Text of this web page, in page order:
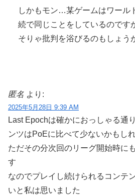
しかもモン…某ゲームはワール
続で同じことをしているのです
そりゃ批判を浴びるのもしょう
匿名 より:
2025年5月28日 9:39 AM
Last Epochは確かにおっしゃる通
ンツはPoEに比べて少ないかもし
ただその分次回のリーグ開始時に
す
なのでプレイし続けられるコンテ
いと私は思いました